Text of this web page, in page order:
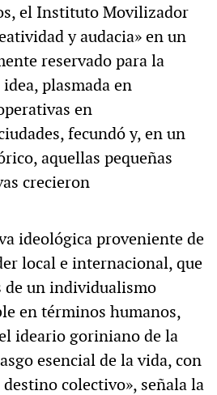
el Instituto Movilizador
y audacia» en un
reservado para la
plasmada en
en
fecundó y, en un
aquellas pequeñas
crecieron
ideológica proveniente de
local e internacional, que
de un individualismo
en términos humanos,
ideario goriniano de la
esencial de la vida, con
colectivo», señala la